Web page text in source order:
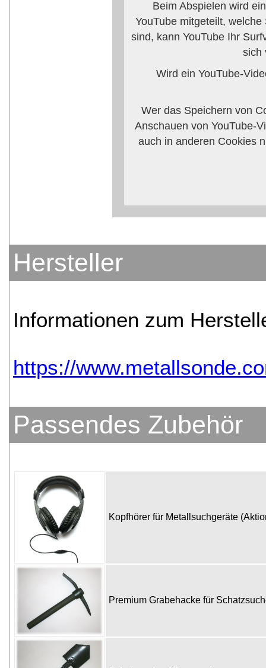
Beim Abspielen wird
YouTube mitgeteilt,
sind, kann YouTube Ihr
sich
Wird ein YouTube-
Wer das Speichern von
Anschauen von YouTube-
auch in anderen Cookies
Hersteller
Informationen zum
https://
Passendes Zubehör
Kopfhörer für Metallsuchgeräte
Premium Grabehacke für